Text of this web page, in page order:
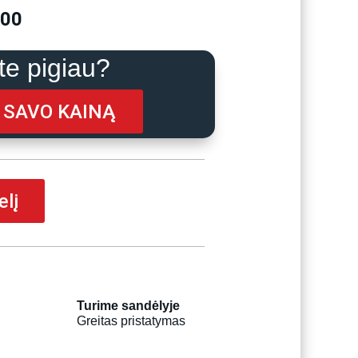
is:
€1,687.00.
pigiau?
KAINĄ
Turime sandėlyje
Greitas pristatymas